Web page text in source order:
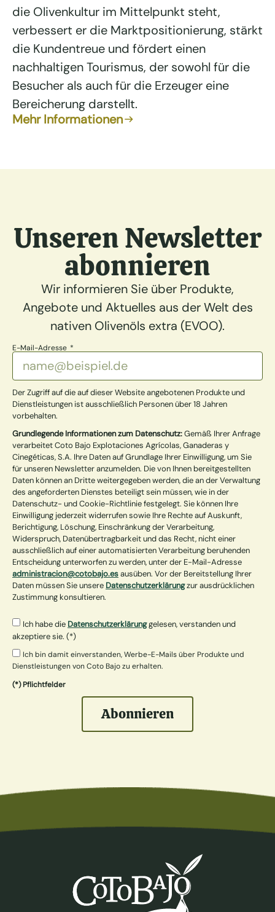
die Olivenkultur im Mittelpunkt steht,
verbessert er die Marktpositionierung, stärkt
die Kundentreue und fördert einen
nachhaltigen Tourismus, der sowohl für die
Besucher als auch für die Erzeuger eine
Bereicherung darstellt.
Mehr Informationen
Unseren Newsletter
abonnieren
Wir informieren Sie über Produkte,
Angebote und Aktuelles aus der Welt des
nativen Olivenöls extra (EVOO).
E-Mail-Adresse
Der Zugriff auf die auf dieser Website angebotenen Produkte und
Dienstleistungen ist ausschließlich Personen über 18 Jahren
vorbehalten.
Grundlegende Informationen zum Datenschutz:Gemäß Ihrer Anfrage
verarbeitet Coto Bajo Explotaciones Agrícolas, Ganaderas y
Cinegéticas, S.A. Ihre Daten auf Grundlage Ihrer Einwilligung, um Sie
für unseren Newsletter anzumelden. Die von Ihnen bereitgestellten
Daten können an Dritte weitergegeben werden, die an der Verwaltung
des angeforderten Dienstes beteiligt sein müssen, wie in der
Datenschutz- und Cookie-Richtlinie festgelegt. Sie können Ihre
Einwilligung jederzeit widerrufen sowie Ihre Rechte auf Auskunft,
Berichtigung, Löschung, Einschränkung der Verarbeitung,
Widerspruch, Datenübertragbarkeit und das Recht, nicht einer
ausschließlich auf einer automatisierten Verarbeitung beruhenden
Entscheidung unterworfen zu werden, unter der E-Mail-Adresse
administracion@cotobajo.esausüben. Vor der Bereitstellung Ihrer
Daten müssen Sie unsere Datenschutzerklärungzur ausdrücklichen
Zustimmung konsultieren.
Ich habe die Datenschutzerklärunggelesen, verstanden und
akzeptiere sie. (*)
Ich bin damit einverstanden, Werbe-E-Mails über Produkte und
Dienstleistungen von Coto Bajo zu erhalten.
(*) Pflichtfelder
Abonnieren